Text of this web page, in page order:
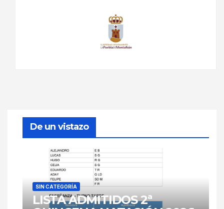
De un vistazo
SIN CATEGORÍA
LISTA ADMITIDOS 2ª